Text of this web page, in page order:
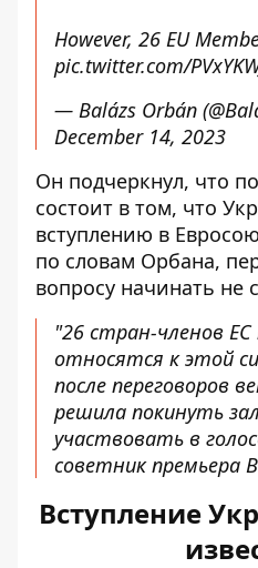
However, 26 EU
pic.twitter.com/
— Balázs Orbán
December 14, 2023
Он подчеркнул, что
состоит в том, что
вступлению в
по словам Орбана,
вопросу начинать не
"26 стран-членов ЕС
относятся к этой
после переговоров
решила покинуть
участвовать в
советник премьера
Вступление